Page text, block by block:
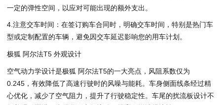
一定的弹性空间，以应对可能出现的额外支出。
4.注意交车时间：在签订购车合同时，明确交车时间，特别是热门车
型或定制配置的车辆，避免因交车延迟影响您的用车计划。
极狐 阿尔法T5 外观设计
空气动力学设计是极狐 阿尔法T5的一大亮点，风阻系数仅为
0.245，有效降低了高速行驶时的风噪与能耗。车身侧面线条经过精
心优化，减少了空气阻力，提升了行驶稳定性。车尾的扰流板设计不